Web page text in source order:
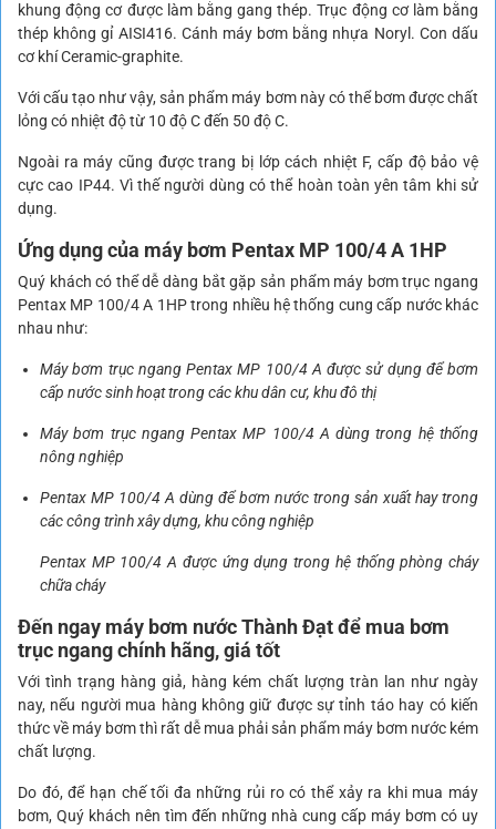
khung động cơ được làm bằng gang thép. Trục động cơ làm bằng
thép không gỉ AISI416. Cánh máy bơm bằng nhựa Noryl. Con dấu
cơ khí Ceramic-graphite.
Với cấu tạo như vậy, sản phẩm máy bơm này có thể bơm được chất
lỏng có nhiệt độ từ 10 độ C đến 50 độ C.
Ngoài ra máy cũng được trang bị lớp cách nhiệt F, cấp độ bảo vệ
cực cao IP44. Vì thế người dùng có thể hoàn toàn yên tâm khi sử
dụng.
Ứng dụng của máy bơm Pentax MP 100/4 A 1HP
Quý khách có thể dễ dàng bắt gặp sản phẩm máy bơm trục ngang
Pentax MP 100/4 A 1HP trong nhiều hệ thống cung cấp nước khác
nhau như:
Máy bơm trục ngang Pentax MP 100/4 A được sử dụng để bơm
cấp nước sinh hoạt trong các khu dân cư, khu đô thị
Máy bơm trục ngang Pentax MP 100/4 A dùng trong hệ thống
nông nghiệp
Pentax MP 100/4 A dùng để bơm nước trong sản xuất hay trong
các công trình xây dựng, khu công nghiệp
Pentax MP 100/4 A được ứng dụng trong hệ thống phòng cháy
chữa cháy
Đến ngay máy bơm nước Thành Đạt để mua bơm
trục ngang chính hãng, giá tốt
Với tình trạng hàng giả, hàng kém chất lượng tràn lan như ngày
nay, nếu người mua hàng không giữ được sự tỉnh táo hay có kiến
thức về máy bơm thì rất dễ mua phải sản phẩm máy bơm nước kém
chất lượng.
Do đó, để hạn chế tối đa những rủi ro có thể xảy ra khi mua máy
bơm, Quý khách nên tìm đến những nhà cung cấp máy bơm có uy